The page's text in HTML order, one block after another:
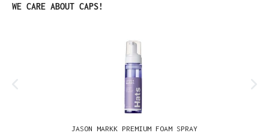
Produktgalerie überspringen
WE CARE ABOUT CAPS!
JASON MARKK PREMIUM FOAM SPRAY